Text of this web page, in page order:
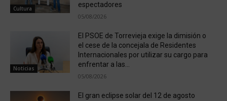
Cultura
espectadores
05/08/2026
Noticias
El PSOE de Torrevieja exige la dimisión o
el cese de la concejala de Residentes
Internacionales por utilizar su cargo para
enfrentar a las...
05/08/2026
El gran eclipse solar del 12 de agosto